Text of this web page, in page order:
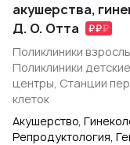
акушерства,
Д. О. Отта
Поликлиники
Поликлиники
центры, Станции
клеток
Акушерство,
Репродуктология,